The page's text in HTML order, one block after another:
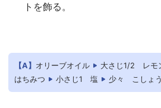
トを飾る。
【A】 オリーブオイル 大さじ1/2 レモ
はちみつ
小さじ1 塩 少々 こしょう